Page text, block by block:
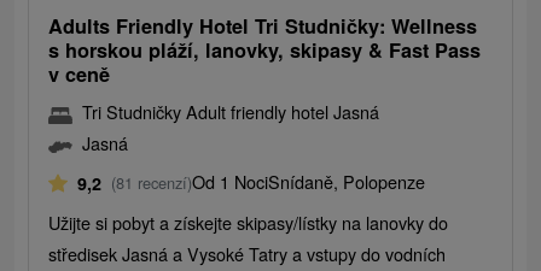
Adults Friendly Hotel Tri Studničky: Wellness
s horskou pláží, lanovky, skipasy & Fast Pass
v ceně
Tri Studničky Adult friendly hotel Jasná
Jasná
9,2 (81 recenzí)Od 1 NociSnídaně, Polopenze
Užijte si pobyt a získejte skipasy/lístky na lanovky do
středisek Jasná a Vysoké Tatry a vstupy do vodních